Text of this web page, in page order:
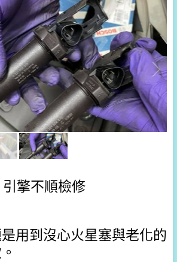
擎不順檢修
用到沒心火星塞與老化的